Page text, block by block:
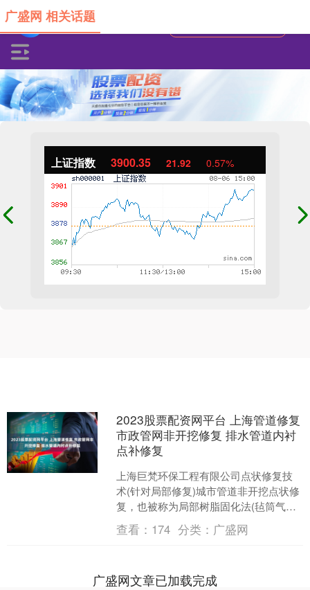
上证指数 3900.35 21.92 0.57%
广盛网 相关话题
2023股票配资网平台 上海管道修复
市政管网非开挖修复 排水管道内衬
点补修复
上海巨梵环保工程有限公司点状修复技
术(针对局部修复)城市管道非开挖点状修
复，也被称为局部树脂固化法(毡筒气囊
局部成型法)，是指在管道局部裂缝、渗
漏、破损的情况下....
查看： 174 分类： 广盛网
广盛网文章已加载完成